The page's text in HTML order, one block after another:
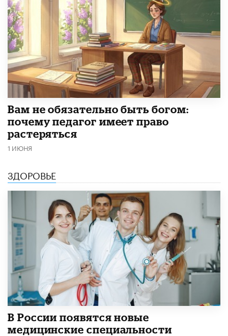
​Вам не обязательно быть богом:
почему педагог имеет право
растеряться
1 ИЮНЯ
ЗДОРОВЬЕ
В России появятся новые
медицинские специальности